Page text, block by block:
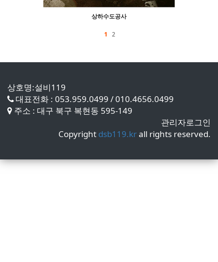
상하수도공사
1 2
상호명:설비119
대표전화 : 053.959.0499 / 010.4656.0499
주소 : 대구 북구 복현동 595-149
관리자로그인
Copyright dsb119.krall rights reserved.